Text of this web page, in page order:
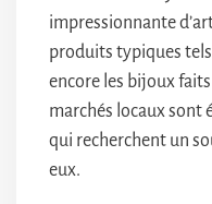
impressionnante
produits typiques
encore les bijoux
marchés locaux sont
qui recherchent un
eux.